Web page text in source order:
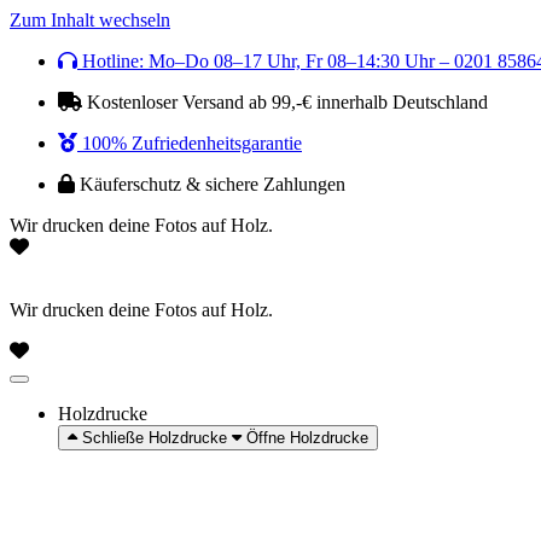
Zum Inhalt wechseln
Hotline: Mo–Do 08–17 Uhr, Fr 08–14:30 Uhr – 0201
Kostenloser Versand ab 99,-€ innerhalb Deutschland
100% Zufriedenheitsgarantie
Käuferschutz & sichere Zahlungen
Wir drucken deine Fotos auf Holz.
Wir drucken deine Fotos auf Holz.
Holzdrucke
Schließe Holzdrucke Öffne Holzdrucke